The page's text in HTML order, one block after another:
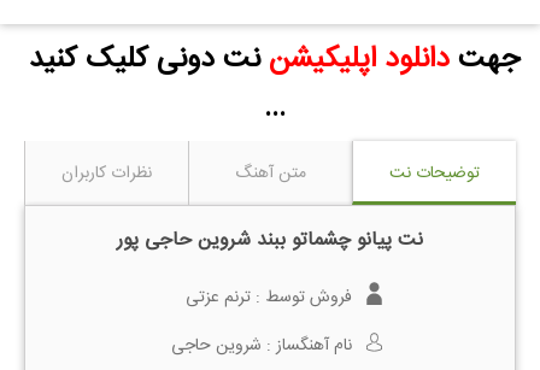
جهتدانلود اپلیکیشن نت دونی کلیک کنید
...
توضیحات نت متن آهنگ نظرات کاربران
نت پیانو چشماتو ببند شروین حاجی پور
فروش توسط : ترنم عزتی
نام آهنگساز : شروین حاجی